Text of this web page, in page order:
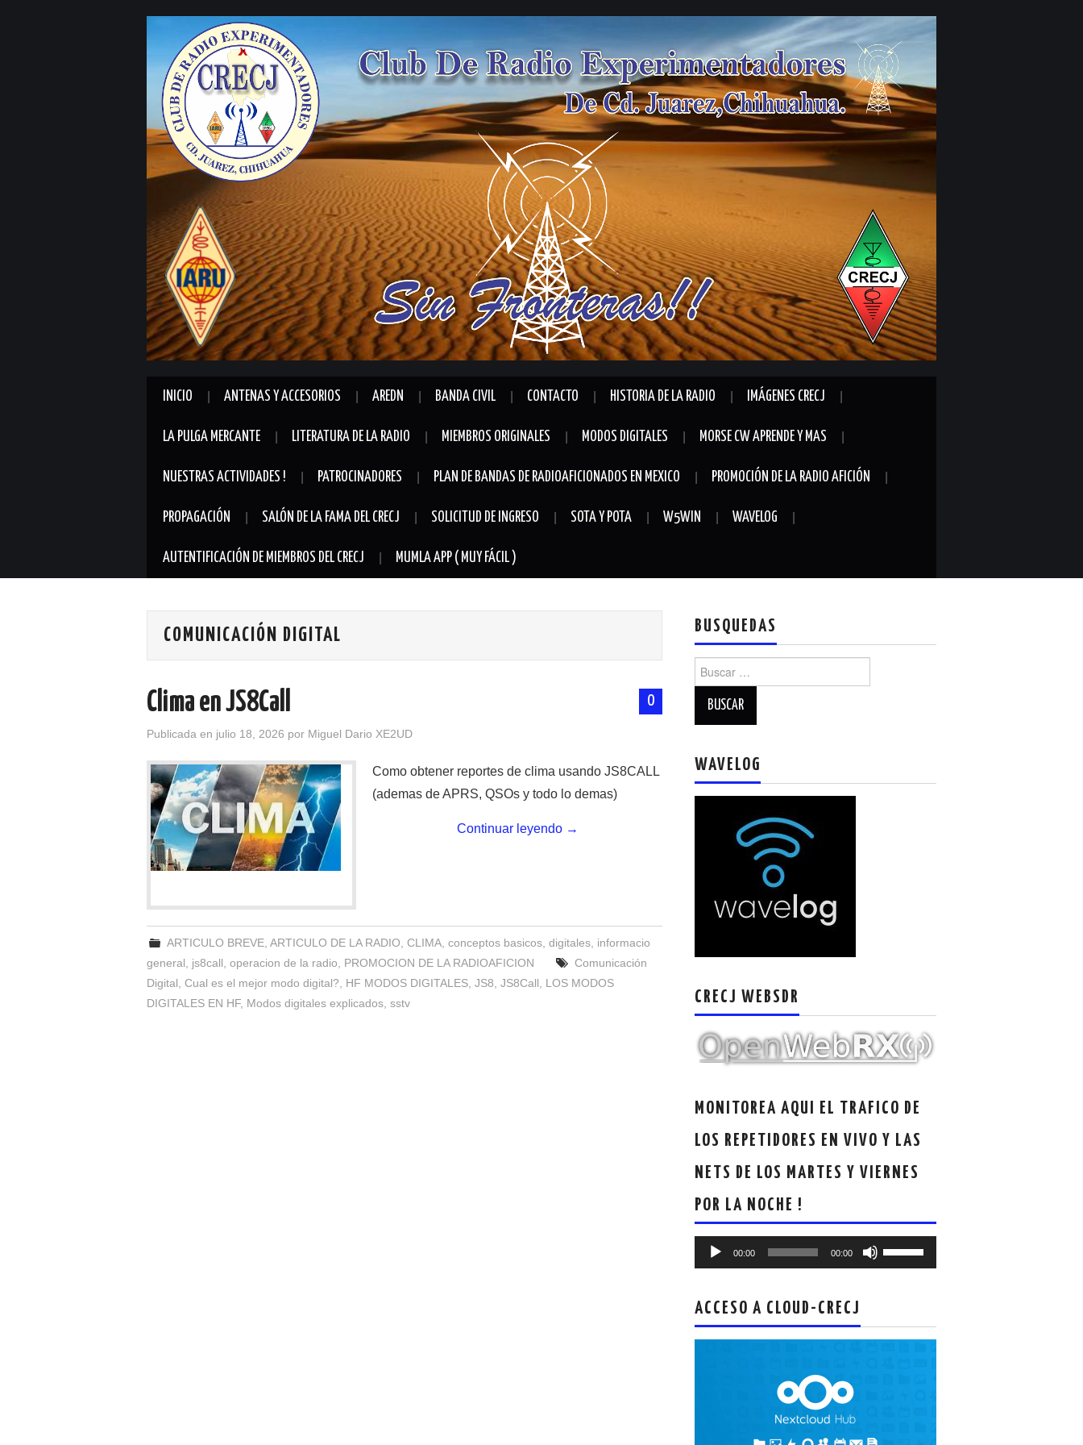
INICIO ANTENAS Y ACCESORIOS AREDN BANDA CIVIL CONTACTO HISTORIA DE LA RADIO IMÁGENES CRECJ
LA PULGA MERCANTE LITERATURA DE LA RADIO MIEMBROS ORIGINALES MODOS DIGITALES MORSE CW APRENDE Y MAS
NUESTRAS ACTIVIDADES ! PATROCINADORES PLAN DE BANDAS DE RADIOAFICIONADOS EN MEXICO PROMOCIÓN DE LA RADIO AFICIÓN
PROPAGACIÓN SALÓN DE LA FAMA DEL CRECJ SOLICITUD DE INGRESO SOTA Y POTA W5WIN WAVELOG
AUTENTIFICACIÓN DE MIEMBROS DEL CRECJ MUMLA APP ( MUY FÁCIL )
COMUNICACIÓN DIGITAL
0
Clima en JS8Call
Publicada en julio 18, 2026 por Miguel Dario XE2UD
Como obtener reportes de clima usando JS8CALL
(ademas de APRS, QSOs y todo lo demas)
Continuar leyendo →
ARTICULO BREVE ,ARTICULO DE LA RADIO ,CLIMA ,conceptos basicos ,digitales informacio
general
js8call operacion de la radio PROMOCION DE LA RADIOAFICION
Comunicación
Digital Cual es el mejor modo digital? HF MODOS DIGITALES JS8 JS8Call
LOS MODOS
DIGITALES EN HF, Modos digitales explicados sstv
BUSQUEDAS
WAVELOG
CRECJ WEBSDR
MONITOREA AQUI EL TRAFICO DE
LOS REPETIDORES EN VIVO Y LAS
NETS DE LOS MARTES Y VIERNES
POR LA NOCHE !
Reproductor
de
00:00 00:00
las
flecha
ACCESO A CLOUD-CRECJ